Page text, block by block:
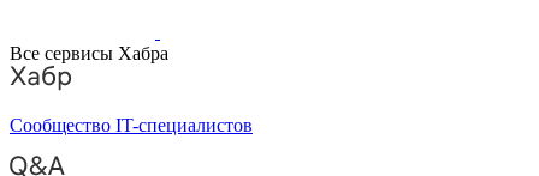
Все сервисы Хабра
Сообщество IT-специалистов